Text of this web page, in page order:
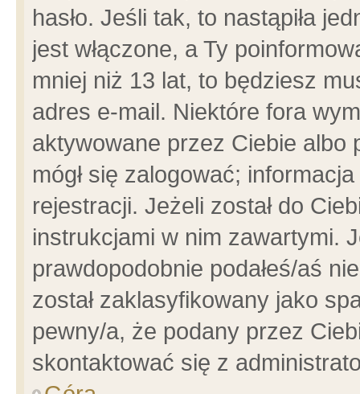
hasło. Jeśli tak, to nastąpiła
jest włączone, a Ty
mniej niż 13 lat, to będziesz
adres e-mail. Niektóre fora
aktywowane przez Ciebie albo
mógł się zalogować;
rejestracji. Jeżeli został do
instrukcjami w nim zawartymi.
prawdopodobnie podałeś/aś
został zaklasyfikowany jako
pewny/a, że podany przez
skontaktować się z